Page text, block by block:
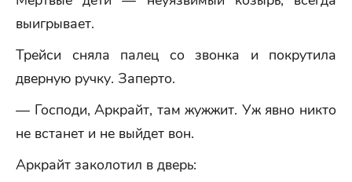
выигрывает.
Трейси сняла палец со звонка и покрутила
дверную ручку. Заперто.
— Господи, Аркрайт, там жужжит. Уж явно никто
не встанет и не выйдет вон.
Аркрайт заколотил в дверь: